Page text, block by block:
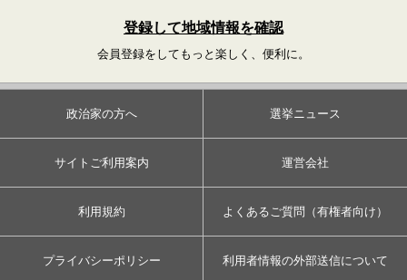
登録して地域情報を確認
会員登録をしてもっと楽しく、便利に。
政治家の方へ 選挙ニュース
サイトご利用案内 運営会社
利用規約 よくあるご質問（有権者向け）
プライバシーポリシー 利用者情報の外部送信について